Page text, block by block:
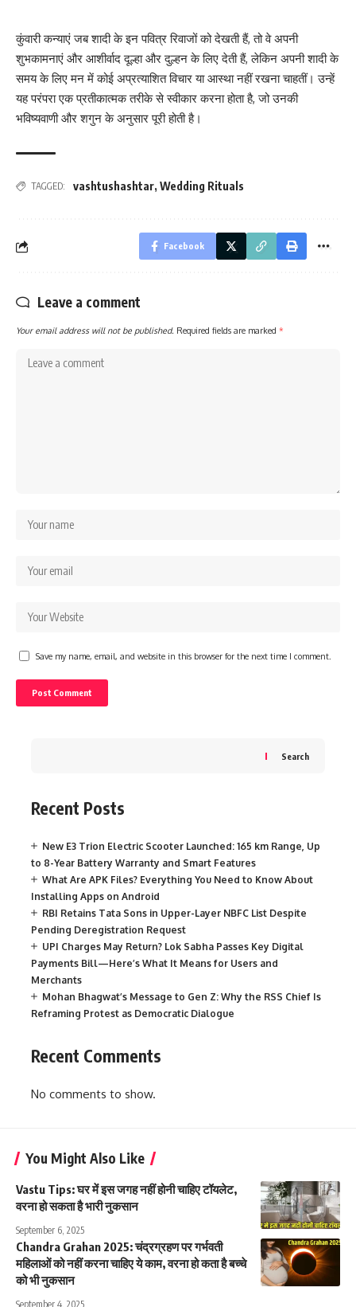
कुंवारी कन्याएं जब शादी के इन पवित्र रिवाजों को देखती हैं, तो वे अपनी
शुभकामनाएं और आशीर्वाद दूल्हा और दुल्हन के लिए देती हैं, लेकिन अपनी शादी के
समय के लिए मन में कोई अप्रत्याशित विचार या आस्था नहीं रखना चाहतीं। उन्हें
यह परंपरा एक प्रतीकात्मक तरीके से स्वीकार करना होता है, जो उनकी
भविष्यवाणी और शगुन के अनुसार पूरी होती है।
TAGGED: vashtushashtar, Wedding Rituals
Facebook
Leave a comment
Your email address will not be published. Required fields are marked *
Save my name, email, and website in this browser for the next time I comment.
Search
Recent Posts
New E3 Trion Electric Scooter Launched: 165 km Range, Up
to 8-Year Battery Warranty and Smart Features
What Are APK Files? Everything You Need to Know About
Installing Apps on Android
RBI Retains Tata Sons in Upper-Layer NBFC List Despite
Pending Deregistration Request
UPI Charges May Return? Lok Sabha Passes Key Digital
Payments Bill—Here’s What It Means for Users and
Merchants
Mohan Bhagwat’s Message to Gen Z: Why the RSS Chief Is
Reframing Protest as Democratic Dialogue
Recent Comments
No comments to show.
You Might Also Like
Vastu Tips: घर में इस जगह नहीं होनी चाहिए टॉयलेट,
वरना हो सकता है भारी नुकसान
September 6, 2025
Chandra Grahan 2025: चंद्रग्रहण पर गर्भवती
महिलाओं को नहीं करना चाहिए ये काम, वरना हो कता है बच्चे
को भी नुकसान
September 4, 2025